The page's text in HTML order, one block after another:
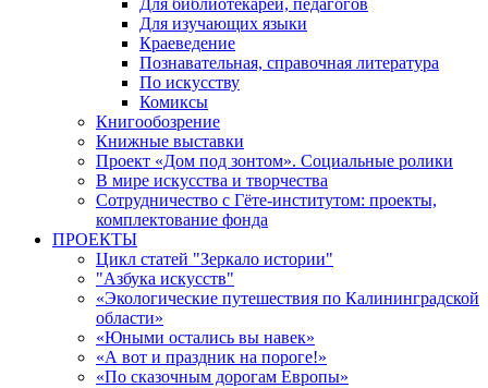
Для библиотекарей, педагогов
Для изучающих языки
Краеведение
Познавательная, справочная литература
По искусству
Комиксы
Книгообозрение
Книжные выставки
Проект «Дом под зонтом». Социальные ролики
В мире искусства и творчества
Сотрудничество с Гёте-институтом: проекты,
комплектование фонда
ПРОЕКТЫ
Цикл статей "Зеркало истории"
"Азбука искусств"
«Экологические путешествия по Калининградской
области»
«Юными остались вы навек»
«А вот и праздник на пороге!»
«По сказочным дорогам Европы»